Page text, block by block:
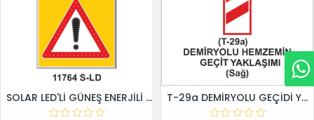
SOLAR LED'Lİ GÜNEŞ ENERJİLİ LEVHA T-29a DEMİRYOLU GEÇİDİ YAKLAŞIM LEVHALARI (Sağ)